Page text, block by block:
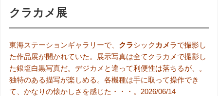
クラカメ展
東海ステーションギャラリーで、 クラシック カメラで撮影し
た作品展が開かれていた。展示写真は全てクラカメで撮影し
た銀塩白黒写真だ。デジカメと違って利便性は落ちるが、。
独特のある描写が楽しめる。各機種は手に取って操作でき
て、かなりの懐かしさを感じた・・・。2026/06/14